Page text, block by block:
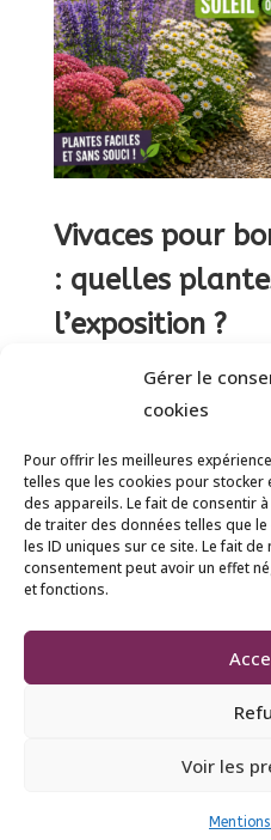
Gérer le
cookies
Pour offrir les meilleures
telles que les cookies pour
des appareils. Le fait de consentir
de traiter des données telles que
les ID uniques sur ce site. Le fait
consentement peut avoir un effet
et fonctions.
Voir les
Vivaces pour
: quelles
l’exposition ?
Aménager les bordures
vivaces est une
structurer le jardin
Selon que votre allée
l’ombre, le choix des